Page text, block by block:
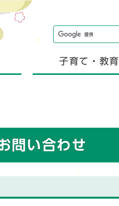
子育て・教育
問い合わせ